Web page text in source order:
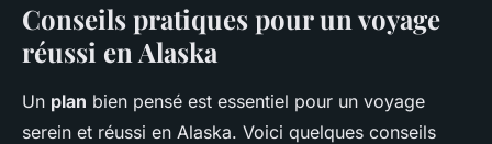
Conseils pratiques pour un voyage
réussi en Alaska
Un plan bien pensé est essentiel pour un voyage
serein et réussi en Alaska. Voici quelques conseils